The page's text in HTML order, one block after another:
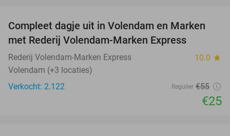
55%
Compleet dagje uit in Volendam en Marken
met Rederij Volendam-Marken Express
Rederij Volendam-Marken Express 10.0 star
Volendam (+3 locaties)
Verkocht: 2.122
Regulier €55
€25